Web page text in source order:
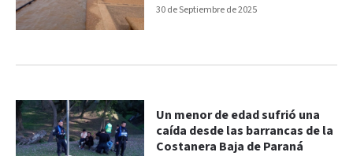
30 de Septiembre de 2025
Un menor de edad sufrió una
caída desde las barrancas de la
Costanera Baja de Paraná